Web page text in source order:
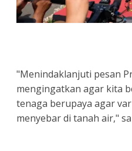
"Menindaklanjuti pesan
mengingatkan agar kita
tenaga berupaya agar
menyebar di tanah air,"